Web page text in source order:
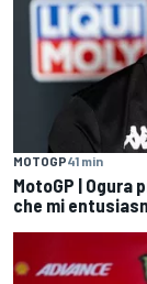
MOTOGP41 min
MotoGP |
che mi